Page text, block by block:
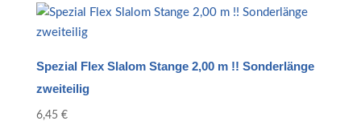
Spezial Flex Slalom Stange 2,00 m !! Sonderlänge
zweiteilig
6,45 €